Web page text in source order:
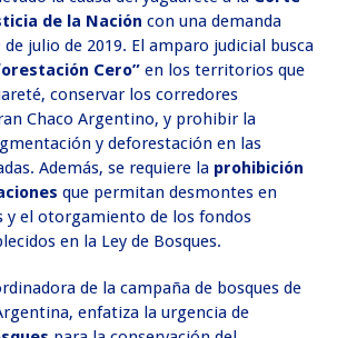
de la Nación con una demanda
julio de 2019. El amparo judicial busca
Cero” en los territorios que
conservar los corredores
Chaco Argentino, y prohibir la
y deforestación en las
Además, se requiere la prohibición
que permitan desmontes en
y el otorgamiento de los fondos
en la Ley de Bosques.
de la campaña de bosques de
enfatiza la urgencia de